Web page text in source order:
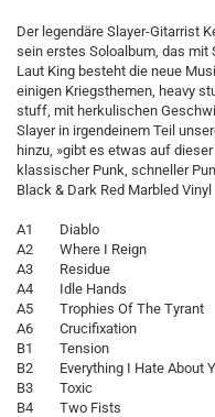
Der legendäre Slayer-Gitarrist
sein erstes Soloalbum, das mit
Laut King besteht die neue
einigen Kriegsthemen, heavy
stuff, mit herkulischen
Slayer in irgendeinem Teil
hinzu, »gibt es etwas auf
klassischer Punk, schneller
Black & Dark Red Marbled Vinyl
A1 Diablo
A2 Where I Reign
A3 Residue
A4 Idle Hands
A5 Trophies Of The Tyrant
A6 Crucifixation
B1 Tension
B2 Everything I Hate About
B3 Toxic
B4 Two Fists